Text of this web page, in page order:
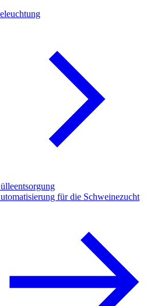
für die Schweinezucht